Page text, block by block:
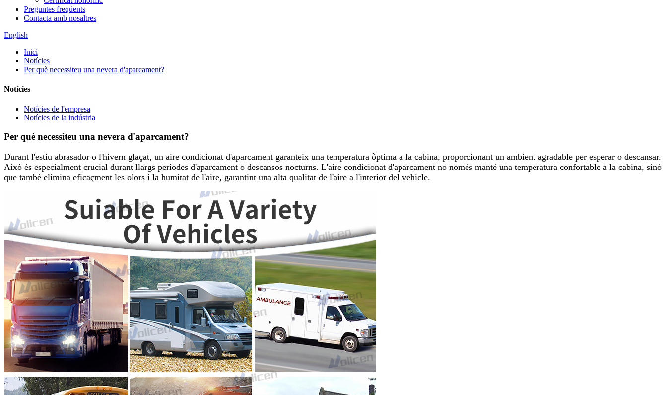
Preguntes freqüents
Contacta amb nosaltres
English
Inici
Notícies
Per què necessiteu una nevera d'aparcament?
Notícies
Notícies de l'empresa
Notícies de la indústria
Per què necessiteu una nevera d'aparcament?
Durant l'estiu abrasador o l'hivern glaçat, un aire condicionat d'aparcament garanteix una temperatura òptima a la cabina, proporcionant un ambient agradable per esperar o descansar.
Això és especialment crucial durant llargs períodes d'aparcament o descansos nocturns. L'aire condicionat d'aparcament no només manté una temperatura confortable a la cabina, sinó
que també elimina eficaçment les olors i la humitat de l'aire, garantint una alta qualitat de l'aire a l'interior del vehicle.